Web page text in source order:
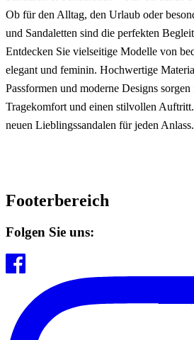
Ob für den Alltag, den Urlaub oder
und Sandaletten sind die perfekten
Entdecken Sie vielseitige Modelle von
elegant und feminin. Hochwertige
Passformen und moderne Designs
Tragekomfort und einen stilvollen
neuen Lieblingssandalen für jeden Anlass.
Footerbereich
Folgen Sie uns: